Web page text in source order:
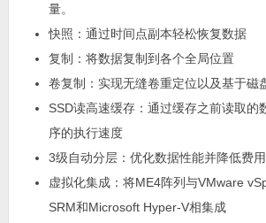
量。
快照：通过时间点副本轻松恢复数据
复制：将数据复制到各个全局位置
卷复制：实现无缝卷重定位以及基于磁
SSD读高速缓存：通过缓存之前读取的
序的执行速度
3级自动分层：优化数据性能并降低费用
虚拟化集成：将ME4阵列与VMware
SRM和Microsoft Hyper-V相集成